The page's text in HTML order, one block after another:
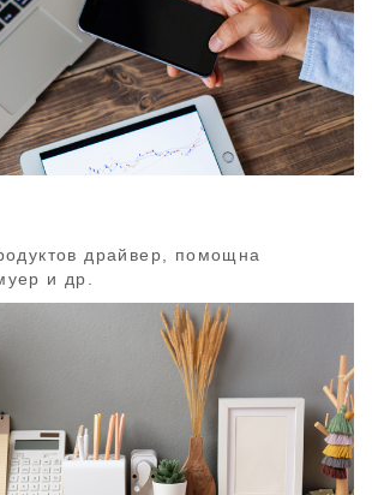
драйвер, помощна
и др.